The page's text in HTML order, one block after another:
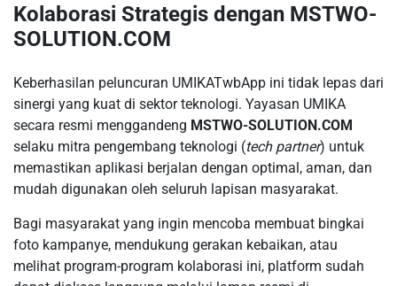
Kolaborasi Strategis dengan MSTWO-
SOLUTION.COM
Keberhasilan peluncuran UMIKATwbApp ini tidak lepas dari
sinergi yang kuat di sektor teknologi. Yayasan UMIKA
secara resmi menggandeng MSTWO-SOLUTION.COM
selaku mitra pengembang teknologi (tech partner) untuk
memastikan aplikasi berjalan dengan optimal, aman, dan
mudah digunakan oleh seluruh lapisan masyarakat.
Bagi masyarakat yang ingin mencoba membuat bingkai
foto kampanye, mendukung gerakan kebaikan, atau
melihat program-program kolaborasi ini, platform sudah